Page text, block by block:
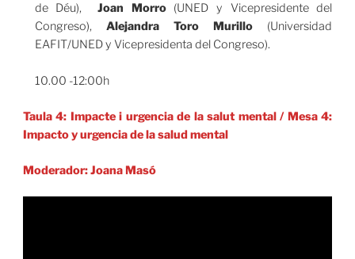
de Déu), Joan Morro (UNED y Vicepresidente del
Congreso), Alejandra Toro Murillo (Universidad
EAFIT/UNED y Vicepresidenta del Congreso).
10.00 -12:00h
Taula 4: Impacte i urgencia de la salut mental / Mesa 4:
Impacto y urgencia de la salud mental
Moderador: Joana Masó